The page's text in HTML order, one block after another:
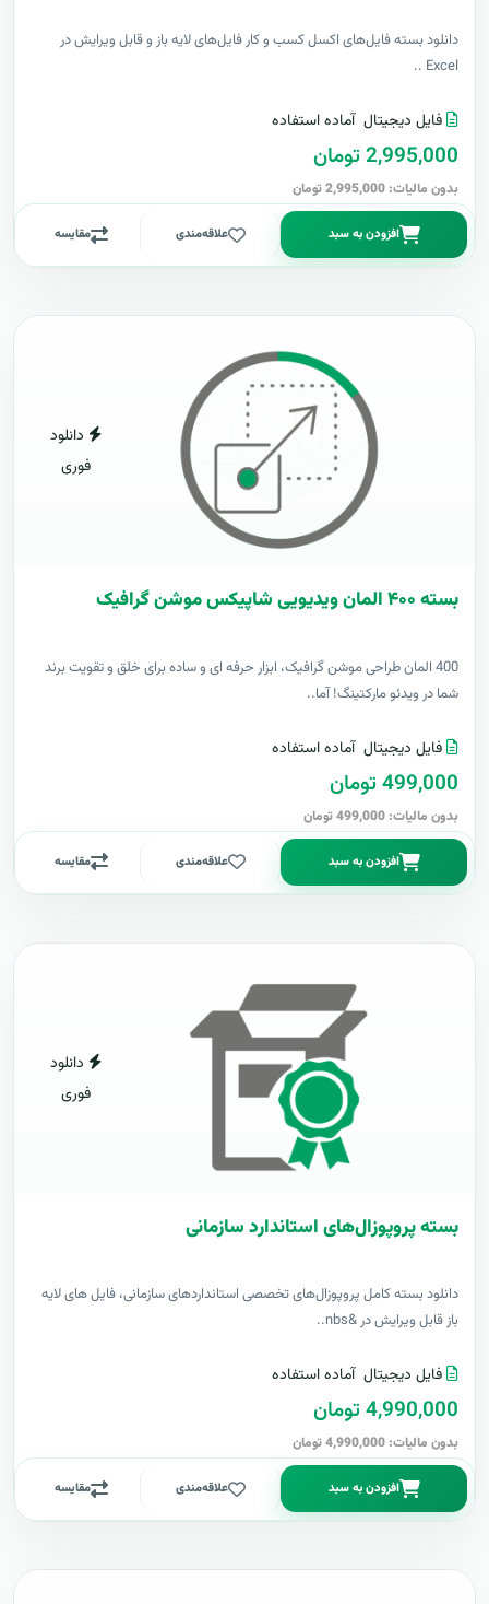
دانلود بسته فایل‌های اکسل کسب و کار فایل‌های لایه باز و قابل ویرایش در
Excel ..
فایل دیجیتال آماده استفاده
2,995,000 تومان
بدون مالیات: 2,995,000 تومان
افزودن به سبد علاقه‌مندی مقایسه
دانلود
فوری
بسته ۴۰۰ المان ویدیویی شاپیکس موشن گرافیک
400 المان طراحی موشن گرافیک، ابزار حرفه ای و ساده برای خلق و تقویت برند
شما در ویدئو مارکتینگ! آما..
فایل دیجیتال آماده استفاده
499,000 تومان
بدون مالیات: 499,000 تومان
افزودن به سبد علاقه‌مندی مقایسه
دانلود
فوری
بسته پروپوزال‌های استاندارد سازمانی
دانلود بسته کامل پروپوزال‌های تخصصی استانداردهای سازمانی، فایل های لایه
باز قابل ویرایش در &nbs..
فایل دیجیتال آماده استفاده
4,990,000 تومان
بدون مالیات: 4,990,000 تومان
افزودن به سبد علاقه‌مندی مقایسه